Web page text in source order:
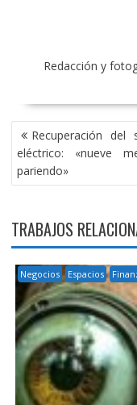
Redacción y
NAVEGACIÓN
DE
ENTRADAS
Recuperación del
eléctrico: «nueve
pariendo»
TRABAJOS
Negocios Espacios